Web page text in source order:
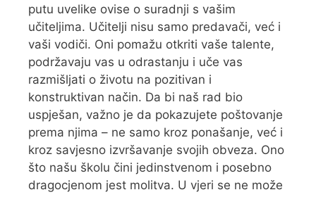
putu uvelike ovise o suradnji s vašim
učiteljima. Učitelji nisu samo predavači, već i
vaši vodiči. Oni pomažu otkriti vaše talente,
podržavaju vas u odrastanju i uče vas
razmišljati o životu na pozitivan i
konstruktivan način. Da bi naš rad bio
uspješan, važno je da pokazujete poštovanje
prema njima – ne samo kroz ponašanje, već i
kroz savjesno izvršavanje svojih obveza. Ono
što našu školu čini jedinstvenom i posebno
dragocjenom jest molitva. U vjeri se ne može